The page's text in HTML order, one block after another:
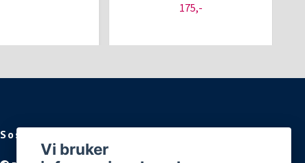
175,-
Sosiale medier
Vi bruker